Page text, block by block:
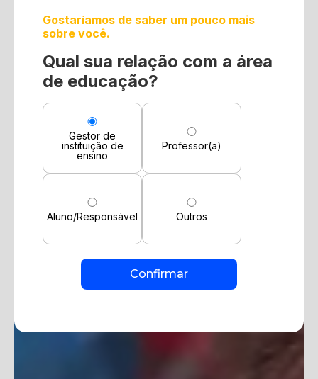
Gostaríamos de saber um pouco mais
sobre você.
Qual sua relação com a área
de educação?
Gestor de
instituição de
ensino
Professor(a)
Aluno/Responsável Outros